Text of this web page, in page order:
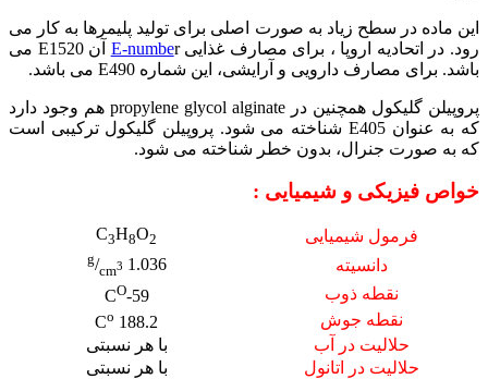
این ماده در سطح زیاد به صورت اصلی برای تولید پلیمرها به کار می
رود. در اتحادیه اروپا ، برای مصارف غذایی E-numbe
r آن E1520 می
باشد. برای مصارف دارویی و آرایشی، این شماره E490 می باشد.
پروپیلن گلیکول همچنین در propylene glycol alginate هم وجود دارد
که به عنوان E405 شناخته می شود. پروپیلن گلیکول ترکیبی است
که به صورت جنرال، بدون خطر شناخته می شود.
خواص فیزیکی و شیمیایی :
فرمول شیمیایی C3H8O2
دانسیته 1.036
g/cm3
نقطه ذوب CO-59
نقطه جوش
188.2 C
o
حلالیت در آب
با هر نسبتی
حلالیت در اتانول
با هر نسبتی